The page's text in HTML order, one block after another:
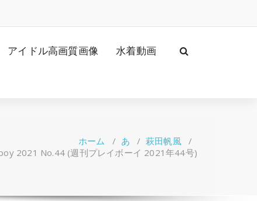
アイドル高画質画像 水着動画
ホーム / あ / 萩田帆風/
2021 No.44 (週刊プレイボーイ 2021年44号)